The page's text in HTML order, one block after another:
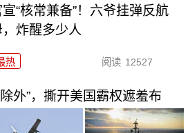
宣“核常兼备”！六爷挂弹反航
，炸醒多少人
热 阅读 12527
外”，撕开美国霸权遮羞布